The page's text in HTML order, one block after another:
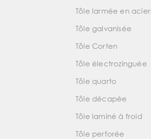
Tôle larmée en acier
Tôle galvanisée
Tôle Corten
Tôle électrozinguée
Tôle quarto
Tôle décapée
Tôle laminé à froid
Tôle perforée